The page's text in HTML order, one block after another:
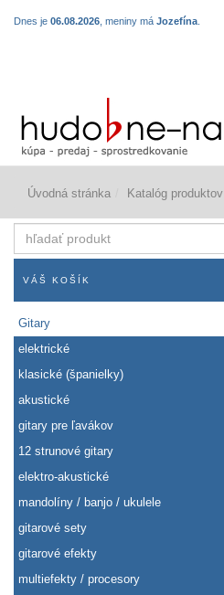
Dnes je 06.08.2026 , meniny má Jozefína
Úvodná stránka Katalóg produktov
produkt
VÁŠ KOŠÍK
Gitary
elektrické
klasické (španielky)
akustické
gitary pre ľavákov
12 strunové gitary
elektro-akustické
mandolíny / banjo / ukulele
gitarové sety
gitarové efekty
multiefekty / procesory